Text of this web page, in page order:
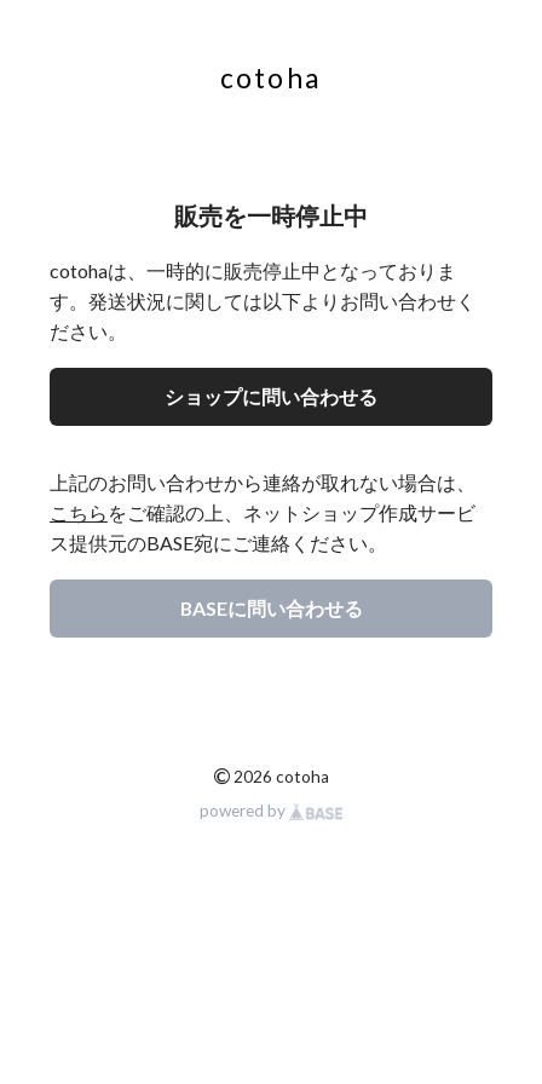
cotoha
販売を一時停止中
cotohaは、一時的に販売停止中となっておりま
す。発送状況に関しては以下よりお問い合わせく
ださい。
ショップに問い合わせる
上記のお問い合わせから連絡が取れない場合は、
こちら をご確認の上、ネットショップ作成サービ
ス提供元のBASE宛にご連絡ください。
BASEに問い合わせる
© 2026 cotoha
powered by